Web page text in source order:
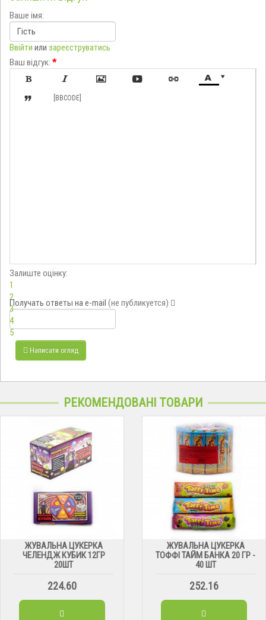
Ваше імя:
Ввійти или зареєструватись
Ваш відгук: *

     
 [BBCODE]
Залиште оцінку:
1
2
3
4
5
Получать ответы на e-mail (не публикуется)
Написати огляд
РЕКОМЕНДОВАНІ ТОВАРИ
ЖУВАЛЬНА ЦУКЕРКА
ЧЕЛЕНДЖ КУБИК 12ГР
20ШТ
224.60
ЖУВАЛЬНА ЦУКЕРКА
ТОФФІ ТАЙМ БАНКА 20 ГР -
40 ШТ
252.16